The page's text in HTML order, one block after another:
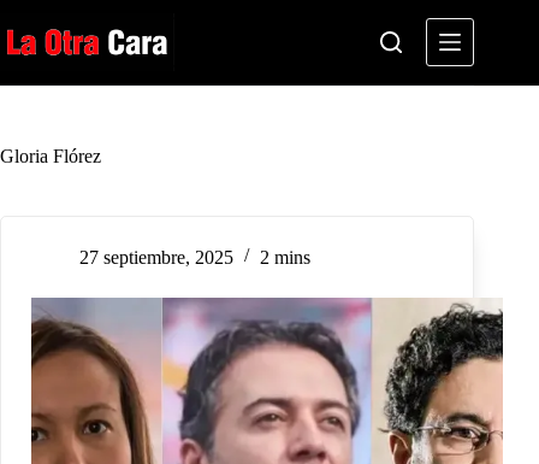
al
contenido
Gloria Flórez
27 septiembre, 2025 2 mins